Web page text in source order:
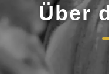
Über